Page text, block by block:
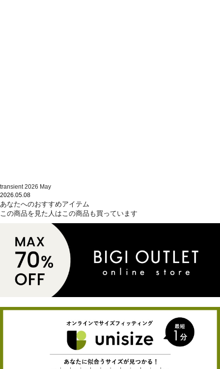
transient 2026 May
2026.05.08
あなたへのおすすめアイテム
この商品を見た人はこの商品も買っています